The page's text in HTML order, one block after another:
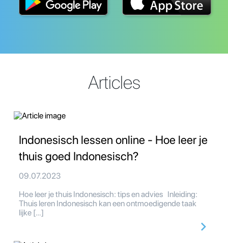
Articles
Indonesisch lessen online - Hoe leer je
thuis goed Indonesisch?
09.07.2023
Hoe leer je thuis Indonesisch: tips en advies Inleiding:
Thuis leren Indonesisch kan een ontmoedigende taak
lijke […]